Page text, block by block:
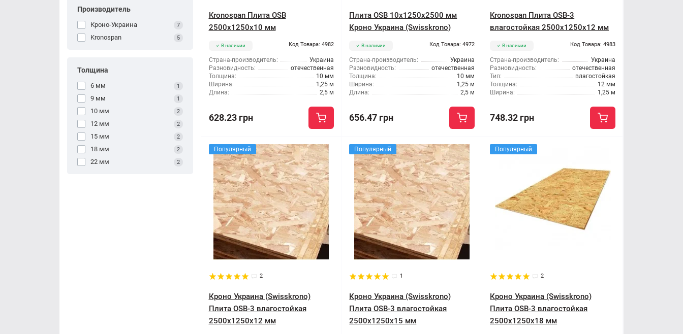
Производитель
Кроно-Украина 7
Kronospan 5
Толщина
6 мм 1
9 мм 1
10 мм 2
12 мм 2
15 мм 2
18 мм 2
22 мм 2
Kronospan Плита OSB
2500x1250x10 мм
В наличии Код Товара: 4982
Страна-производитель:
Украина
Разновидность:
отечественная
Толщина:
10 мм
Ширина:
1,25 м
Длина:
2,5 м
628.23 грн
Плита OSB 10x1250x2500 мм
Кроно Украина (Swisskrono)
В наличии Код Товара: 4972
Страна-производитель:
Украина
Разновидность:
отечественная
Толщина:
10 мм
Ширина:
1,25 м
Длина:
2,5 м
656.47 грн
Kronospan Плита OSB-3
влагостойкая 2500x1250x12 мм
В наличии Код Товара: 4983
Страна-производитель:
Украина
Разновидность:
отечественная
Тип:
влагостойкая
Толщина:
12 мм
Ширина:
1,25 м
748.32 грн
Популярный
2
Кроно Украина (Swisskrono)
Плита OSB-3 влагостойкая
2500x1250x12 мм
Популярный
1
Кроно Украина (Swisskrono)
Плита OSB-3 влагостойкая
2500x1250x15 мм
Популярный
2
Кроно Украина (Swisskrono)
Плита OSB-3 влагостойкая
2500x1250x18 мм